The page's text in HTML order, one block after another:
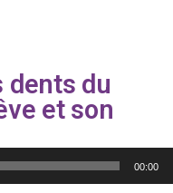
dents du
et son
00:00